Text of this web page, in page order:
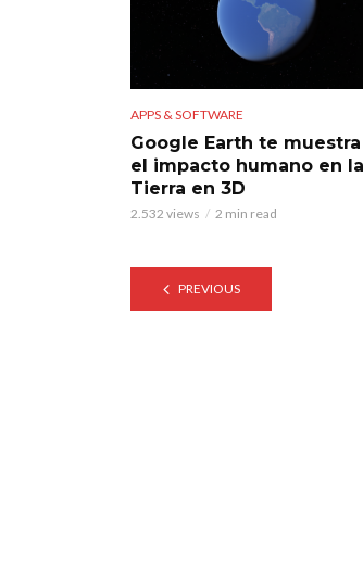
APPS & SOFTWARE
Google Earth te muestra
el impacto humano en la
Tierra en 3D
2.532 views 2 min read
PREVIOUS